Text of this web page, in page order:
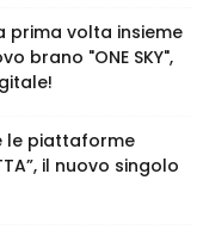
prima volta insieme
brano "ONE SKY",
le piattaforme
il nuovo singolo